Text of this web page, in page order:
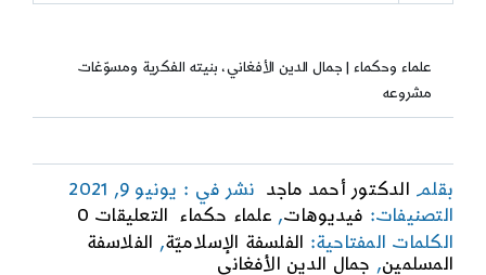
علماء وحكماء | جمال الدين الأفغاني، بنيته الفكرية ومسوّغات
مشروعه
بقلم الدكتور أحمد ماجد نشر في : يونيو 9, 2021
التصنيفات: فيديوهات, علماء حكماء التعليقات 0
الكلمات المفتاحية: الفلسفة الإسلاميّة, الفلاسفة
المسلمين, جمال الدين الأفغاني